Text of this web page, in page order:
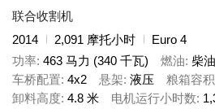
联合收割机
2014
2,091 摩托小时
Euro 4
功率 463 马力 (340 千瓦) 燃油 柴油
车桥配置 4x2 悬架 液压 粮箱容积
卸料高度 4.8 米 电机运行小时数